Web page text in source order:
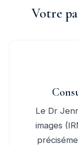
Votre
Le Dr
images